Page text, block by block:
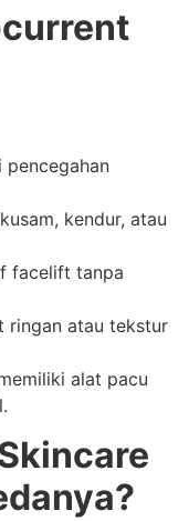
pencegahan
kendur, atau
facelift tanpa
ringan atau tekstur
alat pacu